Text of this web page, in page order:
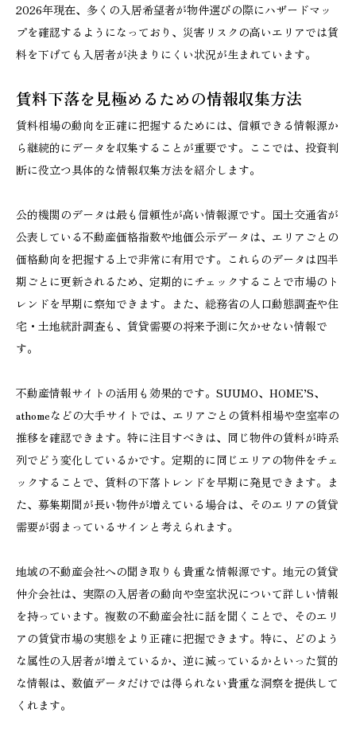
2026年現在、多くの入居希望者が物件選びの際にハザードマッ
プを確認するようになっており、災害リスクの高いエリアでは賃
料を下げても入居者が決まりにくい状況が生まれています。
賃料下落を見極めるための情報収集方法
賃料相場の動向を正確に把握するためには、信頼できる情報源か
ら継続的にデータを収集することが重要です。ここでは、投資判
断に役立つ具体的な情報収集方法を紹介します。
公的機関のデータは最も信頼性が高い情報源です。国土交通省が
公表している不動産価格指数や地価公示データは、エリアごとの
価格動向を把握する上で非常に有用です。これらのデータは四半
期ごとに更新されるため、定期的にチェックすることで市場のト
レンドを早期に察知できます。また、総務省の人口動態調査や住
宅・土地統計調査も、賃貸需要の将来予測に欠かせない情報で
す。
不動産情報サイトの活用も効果的です。SUUMO、HOME’S、
athomeなどの大手サイトでは、エリアごとの賃料相場や空室率の
推移を確認できます。特に注目すべきは、同じ物件の賃料が時系
列でどう変化しているかです。定期的に同じエリアの物件をチェ
ックすることで、賃料の下落トレンドを早期に発見できます。ま
た、募集期間が長い物件が増えている場合は、そのエリアの賃貸
需要が弱まっているサインと考えられます。
地域の不動産会社への聞き取りも貴重な情報源です。地元の賃貸
仲介会社は、実際の入居者の動向や空室状況について詳しい情報
を持っています。複数の不動産会社に話を聞くことで、そのエリ
アの賃貸市場の実態をより正確に把握できます。特に、どのよう
な属性の入居者が増えているか、逆に減っているかといった質的
な情報は、数値データだけでは得られない貴重な洞察を提供して
くれます。